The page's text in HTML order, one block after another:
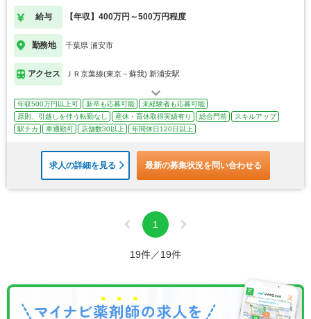
給与 【年収】400万円～500万円程度
勤務地 千葉県 浦安市
アクセス ＪＲ京葉線(東京－蘇我) 新浦安駅
年収500万円以上可 新卒も応募可能
未経験者も応募可能
原則、引越しを伴う転勤なし
産休・育休取得実績有り 総合門前
スキルアップ
駅チカ
車通勤可 店舗数30以上 年間休日120日以上
求人の詳細を見る 最新の募集状況を問い合わせる
1
19件／19件